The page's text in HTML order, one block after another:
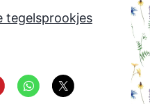
tegelsprookjes